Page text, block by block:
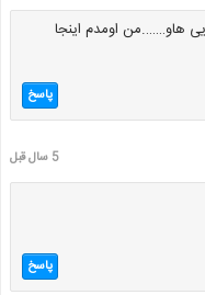
هاو…….من اومدم اینجا
پاسخ
5 سال قبل
پاسخ